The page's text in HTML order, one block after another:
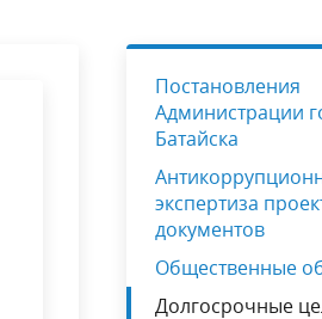
Молод. Правительство
Социальная сфера
Градостроительство
Правила благоустройства
Постановления
Администрации
Батайска
экспертиза
документов
Общественные
Долгосрочные